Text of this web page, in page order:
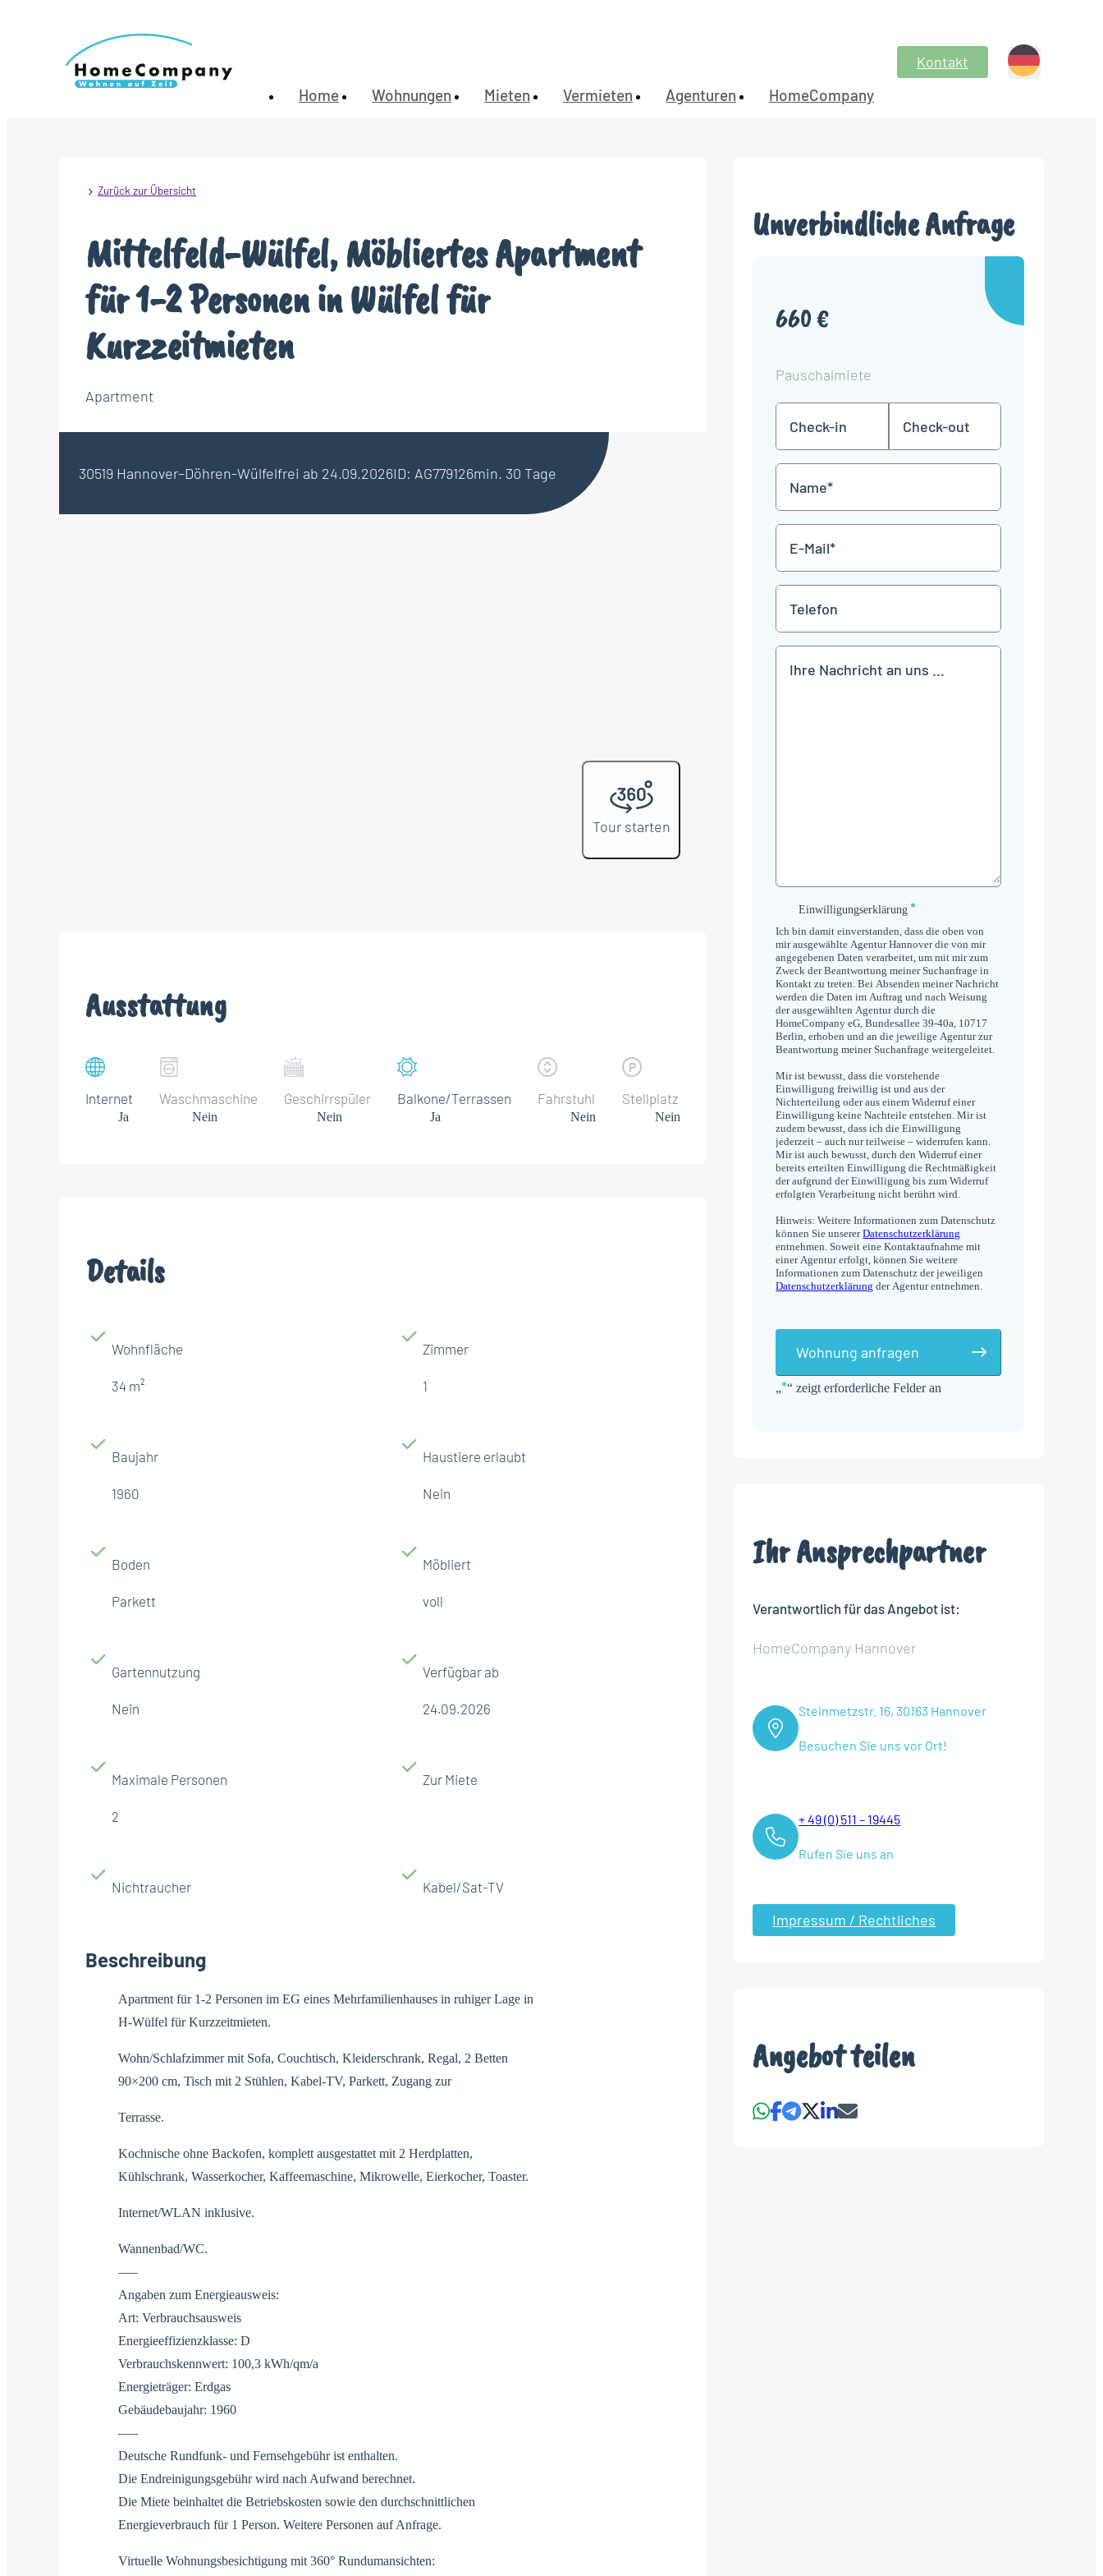
Home Wohnungen Mieten Vermieten Agenturen HomeCompany
Kontakt
Zurück zur Übersicht
Mittelfeld-Wülfel, Möbliertes Apartment
für 1-2 Personen in Wülfel für
Kurzzeitmieten
Apartment
30519 Hannover–Döhren-Wülfelfrei ab 24.09.2026ID: AG779126min. 30 Tage
Tour starten
Ausstattung
Internet
Ja
Waschmaschine
Nein
Geschirrspüler
Nein
Balkone/Terrassen
Ja
Fahrstuhl
Nein
Stellplatz
Nein
Details
Wohnfläche
34 m²
Zimmer
1
Baujahr
1960
Haustiere erlaubt
Nein
Boden
Parkett
Möbliert
voll
Gartennutzung
Nein
Verfügbar ab
24.09.2026
Maximale Personen
2
Zur Miete
Nichtraucher Kabel/Sat-TV
Beschreibung
Apartment für 1-2 Personen im EG eines Mehrfamilienhauses in ruhiger Lage in
H-Wülfel für Kurzzeitmieten.
Wohn/Schlafzimmer mit Sofa, Couchtisch, Kleiderschrank, Regal, 2 Betten
90×200 cm, Tisch mit 2 Stühlen, Kabel-TV, Parkett, Zugang zur
Terrasse.
Kochnische ohne Backofen, komplett ausgestattet mit 2 Herdplatten,
Kühlschrank, Wasserkocher, Kaffeemaschine, Mikrowelle, Eierkocher, Toaster.
Internet/WLAN inklusive.
Wannenbad/WC.
—–
Angaben zum Energieausweis:
Art: Verbrauchsausweis
Energieeffizienzklasse: D
Verbrauchskennwert: 100,3 kWh/qm/a
Energieträger: Erdgas
Gebäudebaujahr: 1960
—–
Deutsche Rundfunk- und Fernsehgebühr ist enthalten.
Die Endreinigungsgebühr wird nach Aufwand berechnet.
Die Miete beinhaltet die Betriebskosten sowie den durchschnittlichen
Energieverbrauch für 1 Person. Weitere Personen auf Anfrage.
Virtuelle Wohnungsbesichtigung mit 360° Rundumansichten:
Unverbindliche Anfrage
660 €
Pauschalmiete
„*“ zeigt erforderliche Felder an
in
TT
Punkt
MM
JJJJ
TT
Punkt
MM
Mail
*
Einwilligungserklärung
Einwilligungserklärung *
Ich bin damit einverstanden, dass die oben von
mir ausgewählte Agentur Hannover die von mir
angegebenen Daten verarbeitet, um mit mir zum
Zweck der Beantwortung meiner Suchanfrage in
Kontakt zu treten. Bei Absenden meiner Nachricht
werden die Daten im Auftrag und nach Weisung
der ausgewählten Agentur durch die
HomeCompany eG, Bundesallee 39-40a, 10717
Berlin, erhoben und an die jeweilige Agentur zur
Beantwortung meiner Suchanfrage weitergeleitet.
Mir ist bewusst, dass die vorstehende
Einwilligung freiwillig ist und aus der
Nichterteilung oder aus einem Widerruf einer
Einwilligung keine Nachteile entstehen. Mir ist
zudem bewusst, dass ich die Einwilligung
jederzeit – auch nur teilweise – widerrufen kann.
Mir ist auch bewusst, durch den Widerruf einer
bereits erteilten Einwilligung die Rechtmäßigkeit
der aufgrund der Einwilligung bis zum Widerruf
erfolgten Verarbeitung nicht berührt wird.
Hinweis: Weitere Informationen zum Datenschutz
können Sie unsererDatenschutzerklärung
entnehmen. Soweit eine Kontaktaufnahme mit
einer Agentur erfolgt, können Sie weitere
Informationen zum Datenschutz der jeweiligen
Datenschutzerklärung der Agentur entnehmen.
Wohnung anfragen
Ihr Ansprechpartner
Verantwortlich für das Angebot ist:
HomeCompany Hannover
Steinmetzstr. 16, 30163 Hannover
Besuchen Sie uns vor Ort!
+ 49 (0) 511 – 19445
Rufen Sie uns an
Impressum / Rechtliches
Angebot teilen